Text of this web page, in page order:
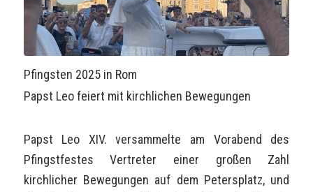
Pfingsten 2025 in Rom
Papst Leo feiert mit kirchlichen Bewegungen
Papst Leo XIV. versammelte am Vorabend des
Pfingstfestes Vertreter einer großen Zahl
kirchlicher Bewegungen auf dem Petersplatz, und